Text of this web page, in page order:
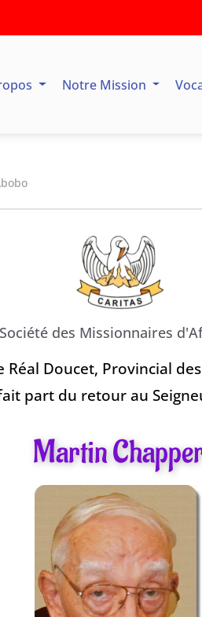
Notre Mission
Société des Missionnaires
Réal Doucet, Provincial
part du retour au
Martin